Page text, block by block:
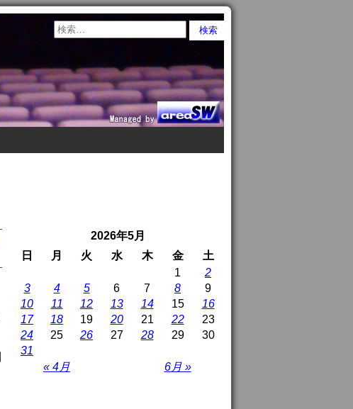
2026年5月
日
月 火 水 木 金 土
« 4月 6月 »
1
2
3
4 5 6 7 8
9
10
11 12 13 14 15
16
17
18 19 20 21 22
23
24
25 26 27 28 29
30
31